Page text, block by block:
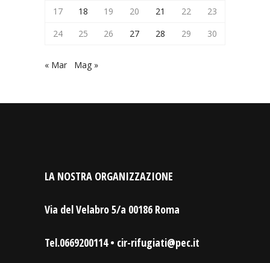
17
18 19 20 21 22
23
24
25 26 27 28 29 30
« Mar Mag »
LA NOSTRA ORGANIZZAZIONE
Via del Velabro 5/a 00186 Roma
Tel.0669200114 • cir-rifugiati@pec.it